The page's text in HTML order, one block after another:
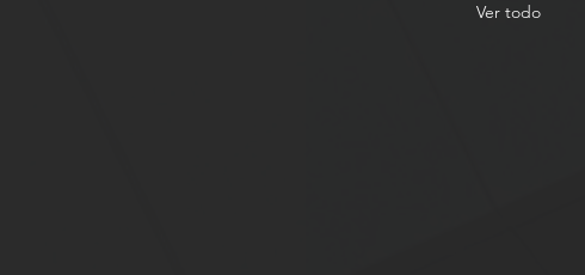
Ver todo